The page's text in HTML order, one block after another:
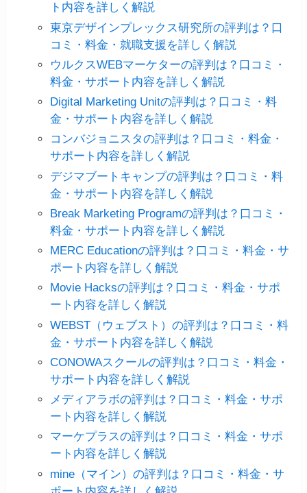
ト内容を詳しく解説
東京デザインプレックス研究所の評判は？口
コミ・料金・就職支援を詳しく解説
ウルクスWEBマーケターの評判は？口コミ・
料金・サポート内容を詳しく解説
Digital Marketing Unitの評判は？口コミ・料
金・サポート内容を詳しく解説
コンバジョニスタの評判は？口コミ・料金・
サポート内容を詳しく解説
デジマブートキャンプの評判は？口コミ・料
金・サポート内容を詳しく解説
Break Marketing Programの評判は？口コミ・
料金・サポート内容を詳しく解説
MERC Educationの評判は？口コミ・料金・サ
ポート内容を詳しく解説
Movie Hacksの評判は？口コミ・料金・サポ
ート内容を詳しく解説
WEBST（ウェブスト）の評判は？口コミ・料
金・サポート内容を詳しく解説
CONOWAスクールの評判は？口コミ・料金・
サポート内容を詳しく解説
メディアラボの評判は？口コミ・料金・サポ
ート内容を詳しく解説
マーケプラスの評判は？口コミ・料金・サポ
ート内容を詳しく解説
mine（マイン）の評判は？口コミ・料金・サ